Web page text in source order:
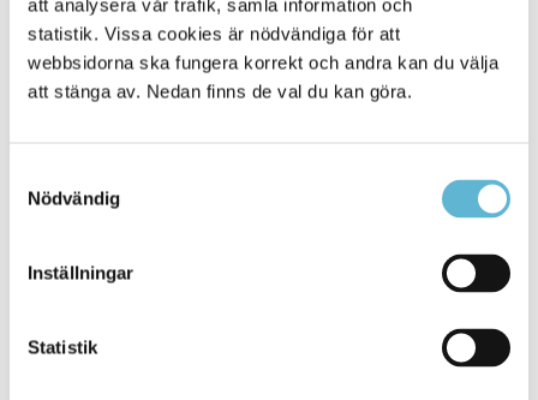
att analysera vår trafik, samla information och
statistik. Vissa cookies är nödvändiga för att
webbsidorna ska fungera korrekt och andra kan du välja
att stänga av. Nedan finns de val du kan göra.
Nödvändig
Inställningar
Statistik
sammanställt den här informationsbroschyren, som
innehåller de bästa och smartaste energispartipsen.
att så många som möjligt ska kunna
ta del av informationen är
Bromölla eller medborgarkontoret i
Sölvesborg.
Energispartips finska
Energispartips franska